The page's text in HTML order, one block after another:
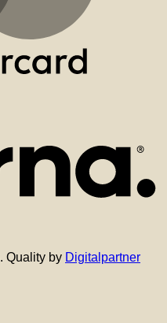
. Quality by Digitalpartner